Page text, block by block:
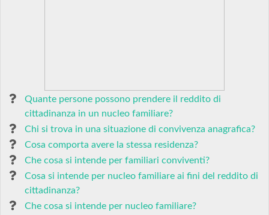
Quante persone possono prendere il reddito di
cittadinanza in un nucleo familiare?
Chi si trova in una situazione di convivenza anagrafica?
Cosa comporta avere la stessa residenza?
Che cosa si intende per familiari conviventi?
Cosa si intende per nucleo familiare ai fini del reddito di
cittadinanza?
Che cosa si intende per nucleo familiare?